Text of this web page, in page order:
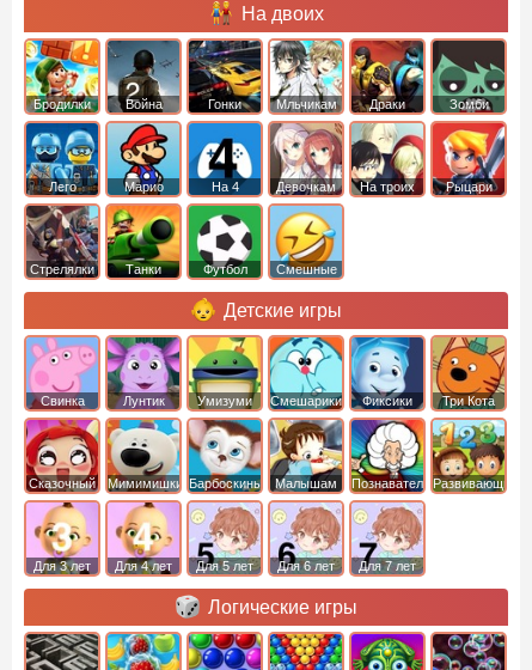
На двоих
Бродилки Война Гонки Мльчикам Драки Зомби
Лего Марио На 4 Девочкам На троих Рыцари
Стрелялки Танки Футбол Смешные
Детские игры
Свинка
Пеппа
Лунтик Умизуми Смешарики Фиксики Три Кота
Сказочный
патруль
Мимимишки Барбоскины Малышам ПознавательныеРазвивающие
Для 3 лет Для 4 лет Для 5 лет Для 6 лет Для 7 лет
Логические игры